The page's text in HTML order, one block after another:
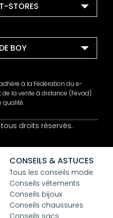
STORES
BOY
à la Fédération du e-
la vente à distance (Fevad)
qualité.
tous droits réservés.
CONSEILS & ASTUCES
Tous les conseils mode
Conseils vêtements
Conseils bijoux
Conseils chaussures